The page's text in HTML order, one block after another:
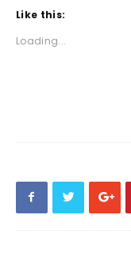
Like this:
Loading...